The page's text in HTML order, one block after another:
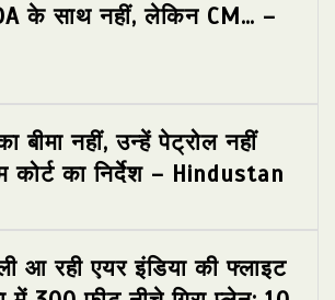
के साथ नहीं, लेकिन CM… –
बीमा नहीं, उन्हें पेट्रोल नहीं
कोर्ट का निर्देश – Hindustan
आ रही एयर इंडिया की फ्लाइट